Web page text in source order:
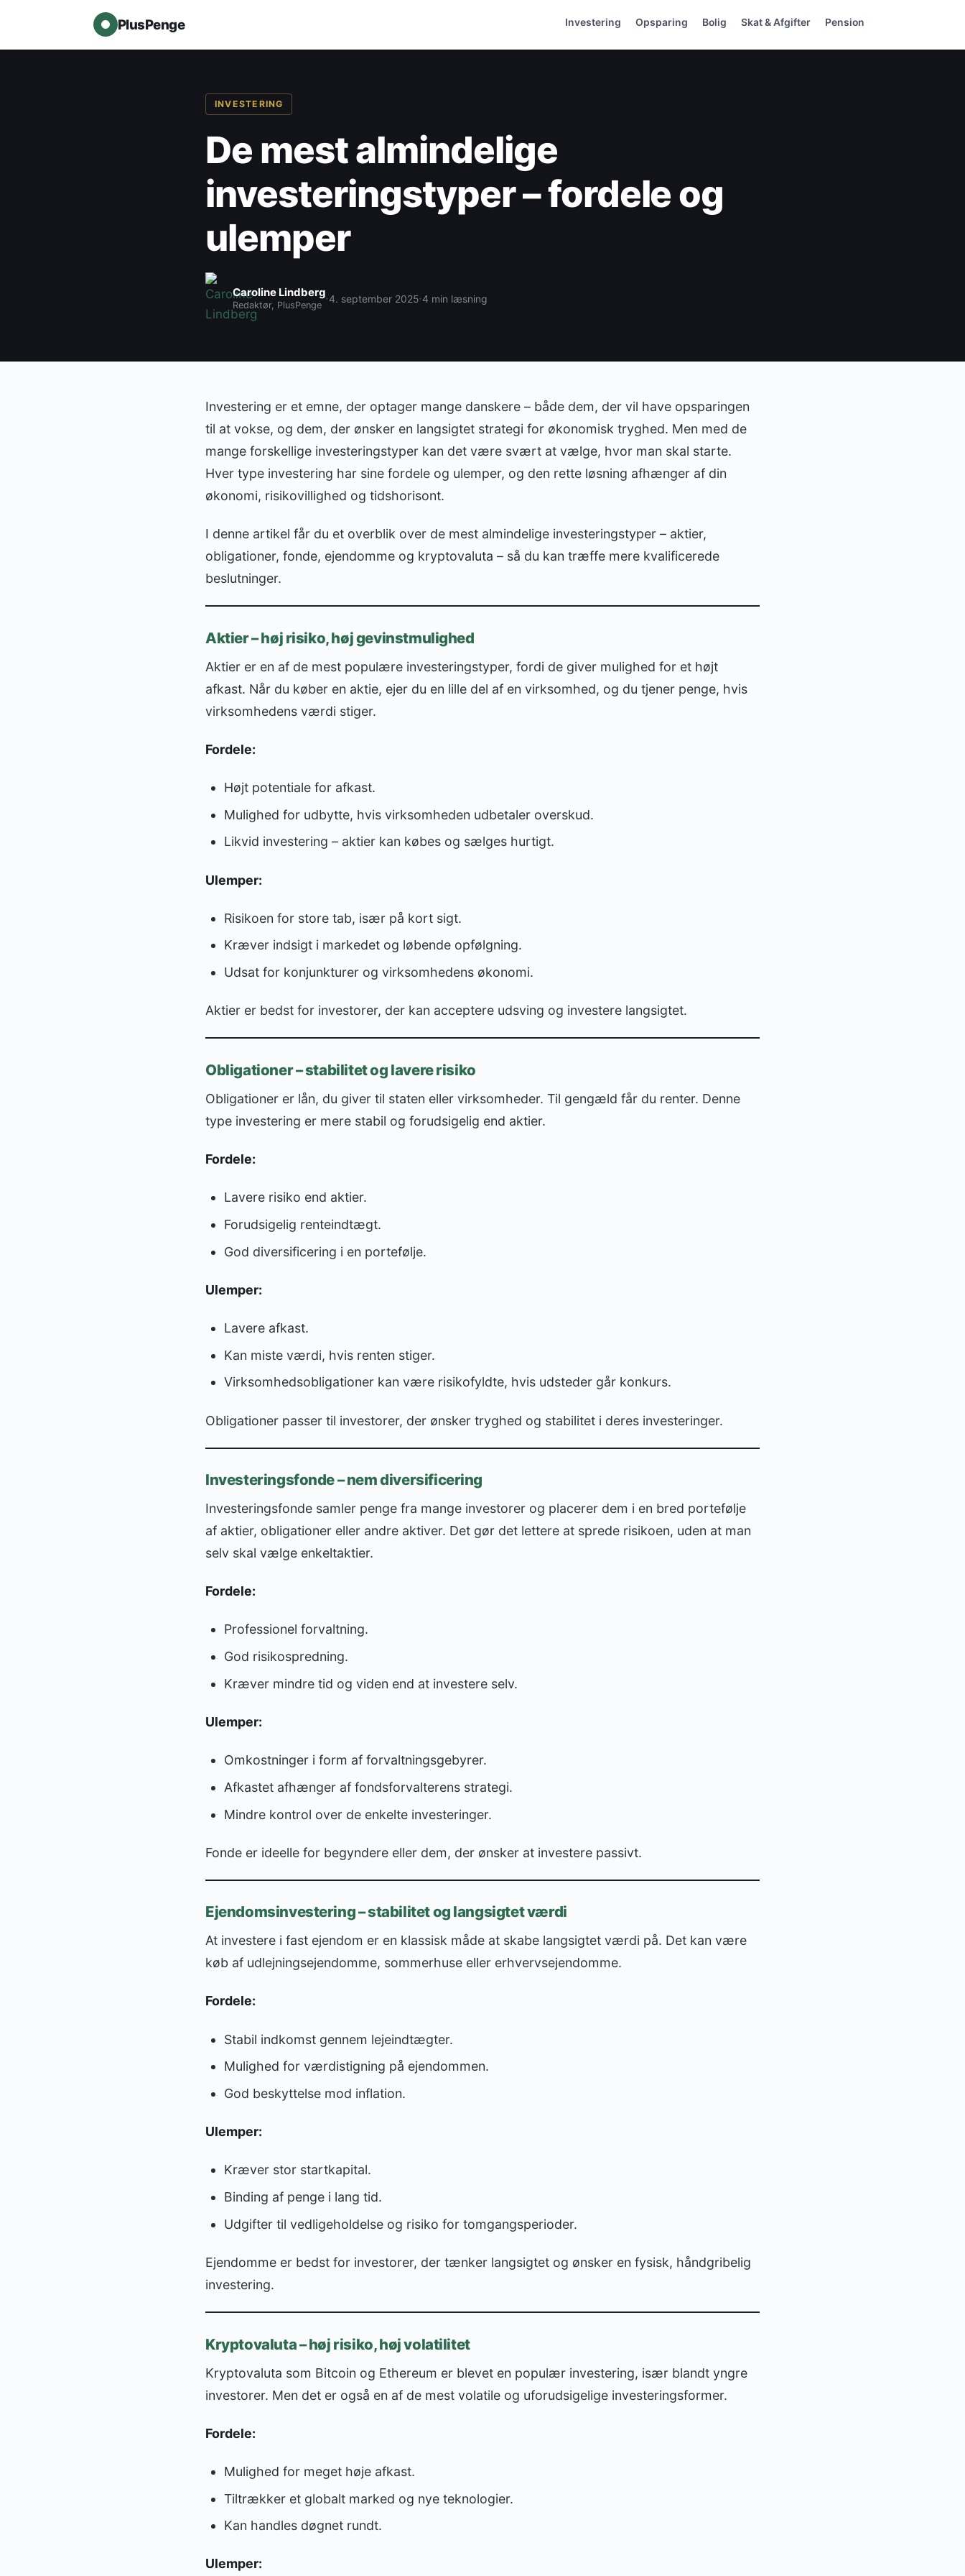
PlusPenge Investering Opsparing Bolig Skat & Afgifter Pension
INVESTERING
De mest almindelige
investeringstyper – fordele og
ulemper
Caroline Lindberg
Redaktør, PlusPenge ·4. september 2025·4 min læsning
Investering er et emne, der optager mange danskere – både dem, der vil have opsparingen
til at vokse, og dem, der ønsker en langsigtet strategi for økonomisk tryghed. Men med de
mange forskellige investeringstyper kan det være svært at vælge, hvor man skal starte.
Hver type investering har sine fordele og ulemper, og den rette løsning afhænger af din
økonomi, risikovillighed og tidshorisont.
I denne artikel får du et overblik over de mest almindelige investeringstyper – aktier,
obligationer, fonde, ejendomme og kryptovaluta – så du kan træffe mere kvalificerede
beslutninger.
Aktier – høj risiko, høj gevinstmulighed
Aktier er en af de mest populære investeringstyper, fordi de giver mulighed for et højt
afkast. Når du køber en aktie, ejer du en lille del af en virksomhed, og du tjener penge, hvis
virksomhedens værdi stiger.
Fordele:
Højt potentiale for afkast.
Mulighed for udbytte, hvis virksomheden udbetaler overskud.
Likvid investering – aktier kan købes og sælges hurtigt.
Ulemper:
Risikoen for store tab, især på kort sigt.
Kræver indsigt i markedet og løbende opfølgning.
Udsat for konjunkturer og virksomhedens økonomi.
Aktier er bedst for investorer, der kan acceptere udsving og investere langsigtet.
Obligationer – stabilitet og lavere risiko
Obligationer er lån, du giver til staten eller virksomheder. Til gengæld får du renter. Denne
type investering er mere stabil og forudsigelig end aktier.
Fordele:
Lavere risiko end aktier.
Forudsigelig renteindtægt.
God diversificering i en portefølje.
Ulemper:
Lavere afkast.
Kan miste værdi, hvis renten stiger.
Virksomhedsobligationer kan være risikofyldte, hvis udsteder går konkurs.
Obligationer passer til investorer, der ønsker tryghed og stabilitet i deres investeringer.
Investeringsfonde – nem diversificering
Investeringsfonde samler penge fra mange investorer og placerer dem i en bred portefølje
af aktier, obligationer eller andre aktiver. Det gør det lettere at sprede risikoen, uden at man
selv skal vælge enkeltaktier.
Fordele:
Professionel forvaltning.
God risikospredning.
Kræver mindre tid og viden end at investere selv.
Ulemper:
Omkostninger i form af forvaltningsgebyrer.
Afkastet afhænger af fondsforvalterens strategi.
Mindre kontrol over de enkelte investeringer.
Fonde er ideelle for begyndere eller dem, der ønsker at investere passivt.
Ejendomsinvestering – stabilitet og langsigtet værdi
At investere i fast ejendom er en klassisk måde at skabe langsigtet værdi på. Det kan være
køb af udlejningsejendomme, sommerhuse eller erhvervsejendomme.
Fordele:
Stabil indkomst gennem lejeindtægter.
Mulighed for værdistigning på ejendommen.
God beskyttelse mod inflation.
Ulemper:
Kræver stor startkapital.
Binding af penge i lang tid.
Udgifter til vedligeholdelse og risiko for tomgangsperioder.
Ejendomme er bedst for investorer, der tænker langsigtet og ønsker en fysisk, håndgribelig
investering.
Kryptovaluta – høj risiko, høj volatilitet
Kryptovaluta som Bitcoin og Ethereum er blevet en populær investering, især blandt yngre
investorer. Men det er også en af de mest volatile og uforudsigelige investeringsformer.
Fordele:
Mulighed for meget høje afkast.
Tiltrækker et globalt marked og nye teknologier.
Kan handles døgnet rundt.
Ulemper: